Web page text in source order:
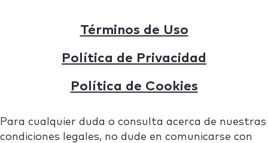
Términos de Uso
Política de Privacidad
Política de Cookies
Para cualquier duda o consulta acerca de nuestras
condiciones legales, no dude en comunicarse con